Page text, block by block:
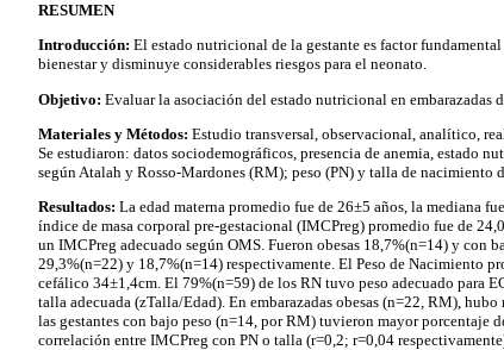
RESUMEN
Introducción: El estado nutricional de la gestante es factor
bienestar y disminuye considerables riesgos para el neonato.
Objetivo: Evaluar la asociación del estado nutricional en embarazadas
Materiales y Métodos: Estudio transversal, observacional, analítico,
Se estudiaron: datos sociodemográficos, presencia de anemia, estado
según Atalah y Rosso-Mardones (RM); peso (PN) y talla de nacimiento
Resultados: La edad materna promedio fue de 26±5 años, la mediana
índice de masa corporal pre-gestacional (IMCPreg) promedio fue de
un IMCPreg adecuado según OMS. Fueron obesas 18,7%(n=14) y con
29,3%(n=22) y 18,7%(n=14) respectivamente. El Peso de Nacimiento
cefálico 34±1,4cm. El 79%(n=59) de los RN tuvo peso adecuado para
talla adecuada (zTalla/Edad). En embarazadas obesas (n=22, RM),
las gestantes con bajo peso (n=14, por RM) tuvieron mayor porcentaje
correlación entre IMCPreg con PN o talla (r=0,2; r=0,04